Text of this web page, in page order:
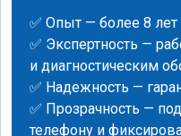
✅ Опыт — более 8
✅ Экспертность —
и диагностическим
✅ Надежность —
✅ Прозрачность —
телефону и